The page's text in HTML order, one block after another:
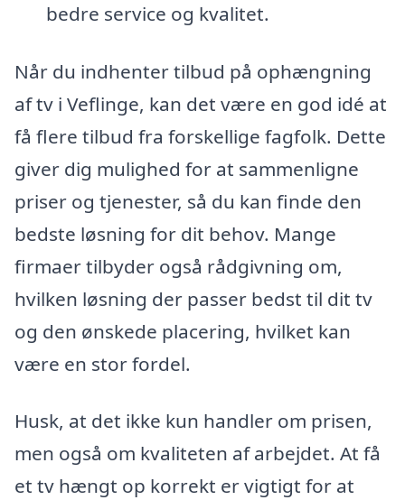
bedre service og kvalitet.
Når du indhenter tilbud på ophængning
af tv i Veflinge, kan det være en god idé at
få flere tilbud fra forskellige fagfolk. Dette
giver dig mulighed for at sammenligne
priser og tjenester, så du kan finde den
bedste løsning for dit behov. Mange
firmaer tilbyder også rådgivning om,
hvilken løsning der passer bedst til dit tv
og den ønskede placering, hvilket kan
være en stor fordel.
Husk, at det ikke kun handler om prisen,
men også om kvaliteten af arbejdet. At få
et tv hængt op korrekt er vigtigt for at